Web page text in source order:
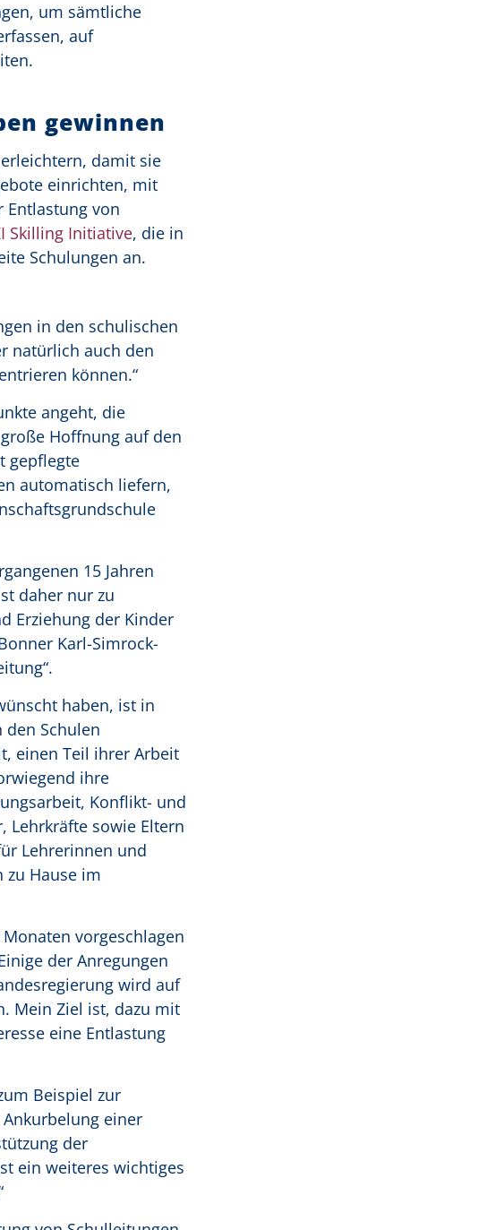
um sämtliche
auf
gewinnen
damit sie
einrichten, mit
Entlastung von
Skilling Initiative, die in
Schulungen an.
in den schulischen
natürlich auch den
können.“
angeht, die
Hoffnung auf den
gepflegte
automatisch liefern,
15 Jahren
daher nur zu
Erziehung der Kinder
Karl-Simrock-
haben, ist in
Schulen
einen Teil ihrer Arbeit
ihre
Konflikt- und
Lehrkräfte sowie Eltern
Lehrerinnen und
zu Hause im
vorgeschlagen
der Anregungen
wird auf
Mein Ziel ist, dazu mit
eine Entlastung
Beispiel zur
einer
der
ein weiteres wichtiges